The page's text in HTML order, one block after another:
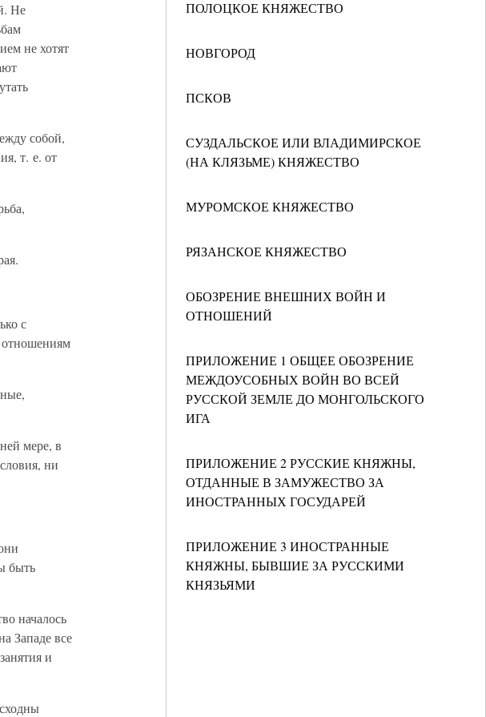
ПОЛОЦКОЕ КНЯЖЕСТВО
НОВГОРОД
ПСКОВ
СУЗДАЛЬСКОЕ ИЛИ ВЛАДИМИРСКОЕ
(НА КЛЯЗЬМЕ) КНЯЖЕСТВО
МУРОМСКОЕ КНЯЖЕСТВО
РЯЗАНСКОЕ КНЯЖЕСТВО
ОБОЗРЕНИЕ ВНЕШНИХ ВОЙН И
ОТНОШЕНИЙ
ПРИЛОЖЕНИЕ 1 ОБЩЕЕ ОБОЗРЕНИЕ
МЕЖДОУСОБНЫХ ВОЙН ВО ВСЕЙ
РУССКОЙ ЗЕМЛЕ ДО МОНГОЛЬСКОГО
ИГА
ПРИЛОЖЕНИЕ 2 РУССКИЕ КНЯЖНЫ,
ОТДАННЫЕ В ЗАМУЖЕСТВО ЗА
ИНОСТРАННЫХ ГОСУДАРЕЙ
ПРИЛОЖЕНИЕ 3 ИНОСТРАННЫЕ
КНЯЖНЫ, БЫВШИЕ ЗА РУССКИМИ
КНЯЗЬЯМИ
Не
не хотят
собой,
т. е. от
с
отношениям
мере, в
ни
быть
началось
Западе все
и